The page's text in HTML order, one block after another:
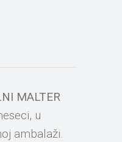
MALTER
u
ambalaži.